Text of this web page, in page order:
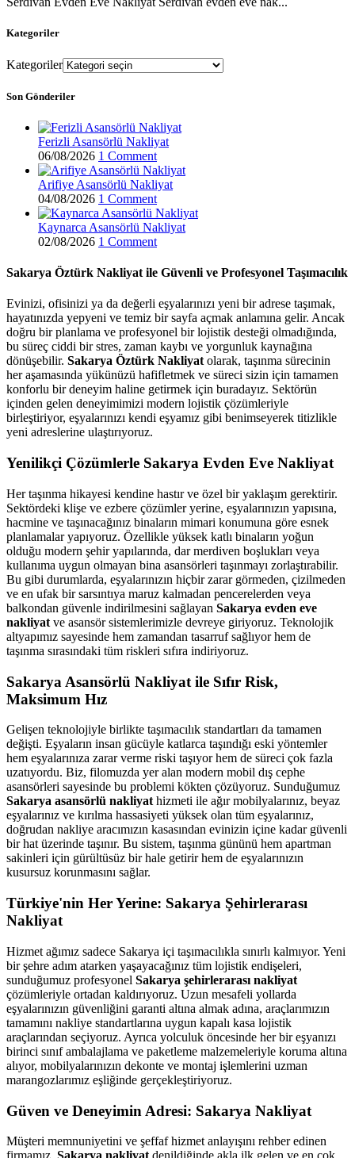
Kategoriler
Kategoriler
Son Gönderiler
Ferizli Asansörlü Nakliyat
06/08/2026 1 Comment
Arifiye Asansörlü Nakliyat
04/08/2026 1 Comment
Kaynarca Asansörlü Nakliyat
02/08/2026 1 Comment
Sakarya Öztürk Nakliyat ile Güvenli ve Profesyonel Taşımacılık
Evinizi, ofisinizi ya da değerli eşyalarınızı yeni bir adrese taşımak,
hayatınızda yepyeni ve temiz bir sayfa açmak anlamına gelir. Ancak
doğru bir planlama ve profesyonel bir lojistik desteği olmadığında,
bu süreç ciddi bir stres, zaman kaybı ve yorgunluk kaynağına
dönüşebilir. Sakarya Öztürk Nakliyatolarak, taşınma sürecinin
her aşamasında yükünüzü hafifletmek ve süreci sizin için tamamen
konforlu bir deneyim haline getirmek için buradayız. Sektörün
içinden gelen deneyimimizi modern lojistik çözümleriyle
birleştiriyor, eşyalarınızı kendi eşyamız gibi benimseyerek titizlikle
yeni adreslerine ulaştırıyoruz.
Yenilikçi Çözümlerle Sakarya Evden Eve Nakliyat
Her taşınma hikayesi kendine hastır ve özel bir yaklaşım gerektirir.
Sektördeki klişe ve ezbere çözümler yerine, eşyalarınızın yapısına,
hacmine ve taşınacağınız binaların mimari konumuna göre esnek
planlamalar yapıyoruz. Özellikle yüksek katlı binaların yoğun
olduğu modern şehir yapılarında, dar merdiven boşlukları veya
kullanıma uygun olmayan bina asansörleri taşınmayı zorlaştırabilir.
Bu gibi durumlarda, eşyalarınızın hiçbir zarar görmeden, çizilmeden
ve en ufak bir sarsıntıya maruz kalmadan pencerelerden veya
balkondan güvenle indirilmesini sağlayan Sakarya evden eve
nakliyat ve asansör sistemlerimizle devreye giriyoruz. Teknolojik
altyapımız sayesinde hem zamandan tasarruf sağlıyor hem de
taşınma sırasındaki tüm riskleri sıfıra indiriyoruz.
Sakarya Asansörlü Nakliyat ile Sıfır Risk,
Maksimum Hız
Gelişen teknolojiyle birlikte taşımacılık standartları da tamamen
değişti. Eşyaların insan gücüyle katlarca taşındığı eski yöntemler
hem eşyalarınıza zarar verme riski taşıyor hem de süreci çok fazla
uzatıyordu. Biz, filomuzda yer alan modern mobil dış cephe
asansörleri sayesinde bu problemi kökten çözüyoruz. Sunduğumuz
Sakarya asansörlü nakliyat hizmeti ile ağır mobilyalarınız, beyaz
eşyalarınız ve kırılma hassasiyeti yüksek olan tüm eşyalarınız,
doğrudan nakliye aracımızın kasasından evinizin içine kadar güvenli
bir hat üzerinde taşınır. Bu sistem, taşınma gününü hem apartman
sakinleri için gürültüsüz bir hale getirir hem de eşyalarınızın
kusursuz korunmasını sağlar.
Türkiye'nin Her Yerine: Sakarya Şehirlerarası
Nakliyat
Hizmet ağımız sadece Sakarya içi taşımacılıkla sınırlı kalmıyor. Yeni
bir şehre adım atarken yaşayacağınız tüm lojistik endişeleri,
sunduğumuz profesyonel Sakarya şehirlerarası nakliyat
çözümleriyle ortadan kaldırıyoruz. Uzun mesafeli yollarda
eşyalarınızın güvenliğini garanti altına almak adına, araçlarımızın
tamamını nakliye standartlarına uygun kapalı kasa lojistik
araçlarından seçiyoruz. Ayrıca yolculuk öncesinde her bir eşyanızı
birinci sınıf ambalajlama ve paketleme malzemeleriyle koruma altına
alıyor, mobilyalarınızın dekonte ve montaj işlemlerini uzman
marangozlarımız eşliğinde gerçekleştiriyoruz.
Güven ve Deneyimin Adresi: Sakarya Nakliyat
Müşteri memnuniyetini ve şeffaf hizmet anlayışını rehber edinen